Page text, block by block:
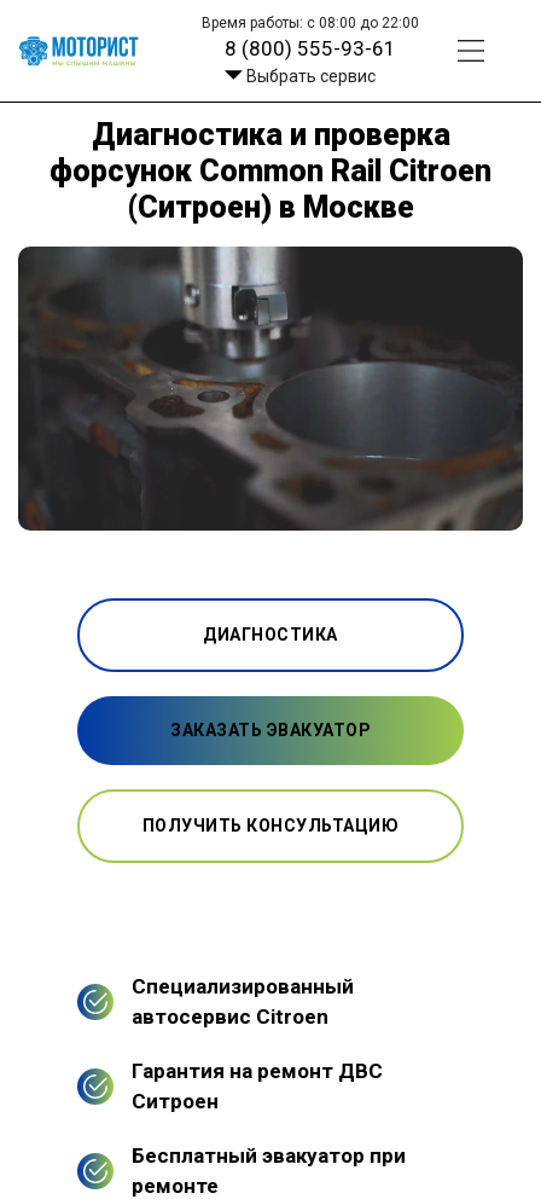
Время работы: с 08:00 до 22:00
8 (800) 555-93-61
Выбрать сервис
Диагностика и проверка
форсунок Common Rail Citroen
(Ситроен) в Москве
ДИАГНОСТИКА
ЗАКАЗАТЬ ЭВАКУАТОР
ПОЛУЧИТЬ КОНСУЛЬТАЦИЮ
Специализированный
автосервис Citroen
Гарантия на ремонт ДВС
Ситроен
Бесплатный эвакуатор при
ремонте